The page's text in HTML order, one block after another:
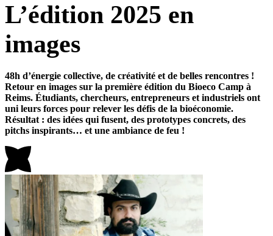
L’édition 2025 en
images
48h d’énergie collective, de créativité et de belles rencontres !
Retour en images sur la première édition du Bioeco Camp à
Reims. Étudiants, chercheurs, entrepreneurs et industriels ont
uni leurs forces pour relever les défis de la bioéconomie.
Résultat : des idées qui fusent, des prototypes concrets, des
pitchs inspirants… et une ambiance de feu !